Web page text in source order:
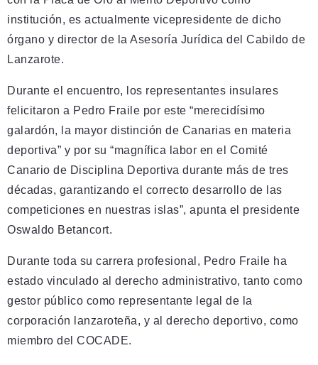
institución, es actualmente vicepresidente de dicho
órgano y director de la Asesoría Jurídica del Cabildo de
Lanzarote.
Durante el encuentro, los representantes insulares
felicitaron a Pedro Fraile por este “merecidísimo
galardón, la mayor distinción de Canarias en materia
deportiva” y por su “magnífica labor en el Comité
Canario de Disciplina Deportiva durante más de tres
décadas, garantizando el correcto desarrollo de las
competiciones en nuestras islas”, apunta el presidente
Oswaldo Betancort.
Durante toda su carrera profesional, Pedro Fraile ha
estado vinculado al derecho administrativo, tanto como
gestor público como representante legal de la
corporación lanzaroteña, y al derecho deportivo, como
miembro del COCADE.